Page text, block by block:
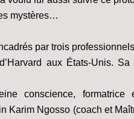
mystères…
par trois
aux États-Unis.
conscience,
Karim Ngosso (coach et